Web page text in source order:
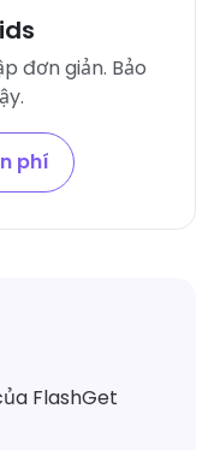
đơn giản. Bảo
phí
FlashGet